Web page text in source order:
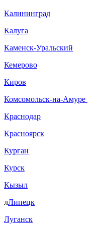
Калининград
Калуга
Каменск-Уральский
Кемерово
Киров
Комсомольск-на-Амуре
Краснодар
Красноярск
Курган
Курск
Кызыл
лЛипецк
Луганск